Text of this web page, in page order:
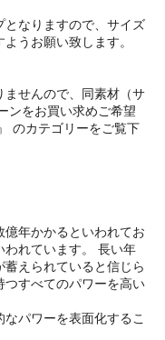
なりますので、サイズ
ようお願い致します。
せんので、同素材（サ
ンをお買い求めご希望
のカテゴリーをご覧下
億年かかるといわれてお
われています。 長い年
えられていると信じら
すべてのパワーを高い
パワーを表面化するこ